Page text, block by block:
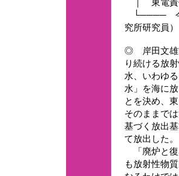
｜ 東電責
└──── 今
究所研究員）
◎ 岸田文雄
り続ける放
水、いわゆ
水」を海に
とを決め、
そのままで
基づく放出
て放出した。
「廃炉と復
も放射性物